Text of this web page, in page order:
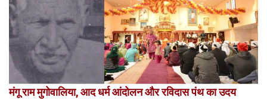
मंगू राम मुगोवालिया, आद धर्म आंदोलन और रविदास पंथ का उदय